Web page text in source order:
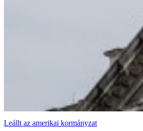
Leállt az amerikai kormányzat